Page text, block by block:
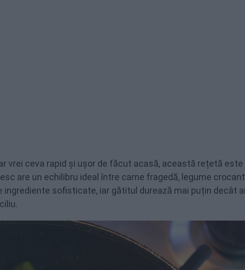
vrei ceva rapid și ușor de făcut acasă, această rețetă este
are un echilibru ideal între carne fragedă, legume
ingrediente sofisticate, iar gătitul durează mai puțin decât ai